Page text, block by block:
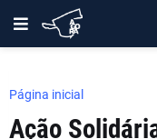
Página inicial
Ação